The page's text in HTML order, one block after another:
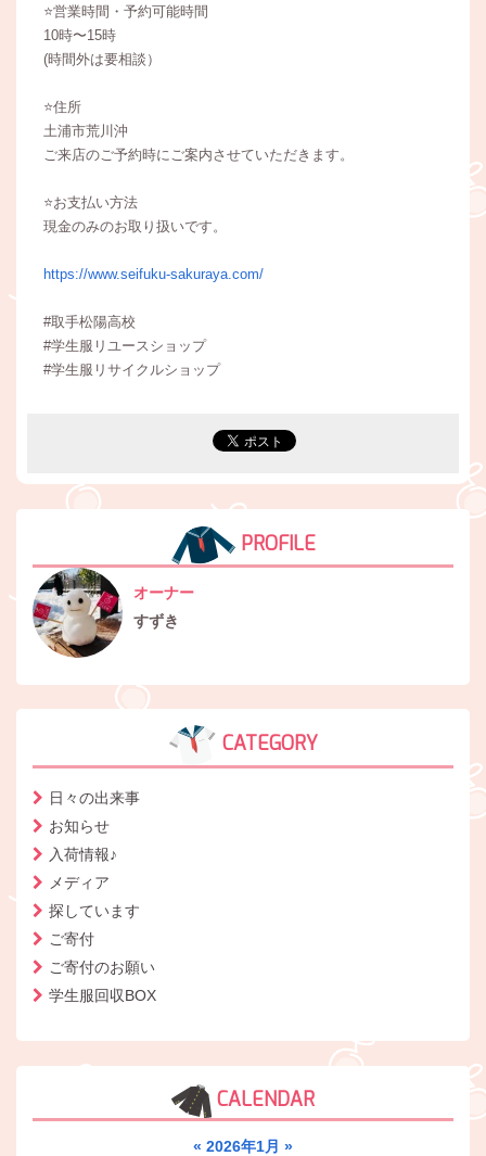
⭐️営業時間・予約可能時間
10時〜15時
(時間外は要相談）
⭐️住所
土浦市荒川沖
ご来店のご予約時にご案内させていただきます。
⭐️お支払い方法
現金のみのお取り扱いです。
https://www.seifuku-sakuraya.com/
#取手松陽高校
#学生服リユースショップ
#学生服リサイクルショップ
PROFILE
オーナー
すずき
CATEGORY
日々の出来事
お知らせ
入荷情報♪
メディア
探しています
ご寄付
ご寄付のお願い
学生服回収BOX
CALENDAR
« 2026年1月 »